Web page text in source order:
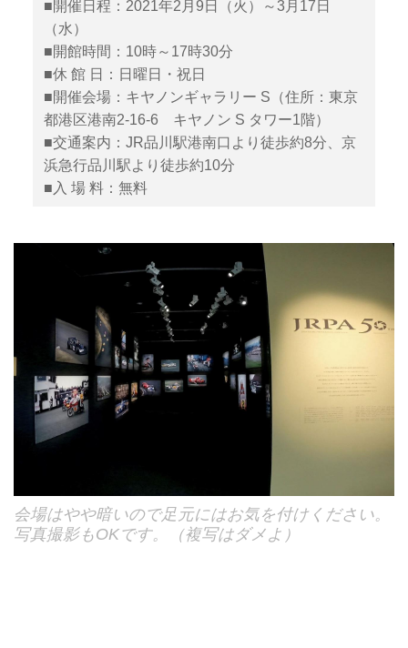
■開催日程：2021年2月9日（火）～3月17日
（水）
■開館時間：10時～17時30分
■休 館 日：日曜日・祝日
■開催会場：キヤノンギャラリー S（住所：東京
都港区港南2-16-6 キヤノン S タワー1階）
■交通案内：JR品川駅港南口より徒歩約8分、京
浜急行品川駅より徒歩約10分
■入 場 料：無料
会場はやや暗いので足元にはお気を付けください。
写真撮影もOKです。（複写はダメよ）